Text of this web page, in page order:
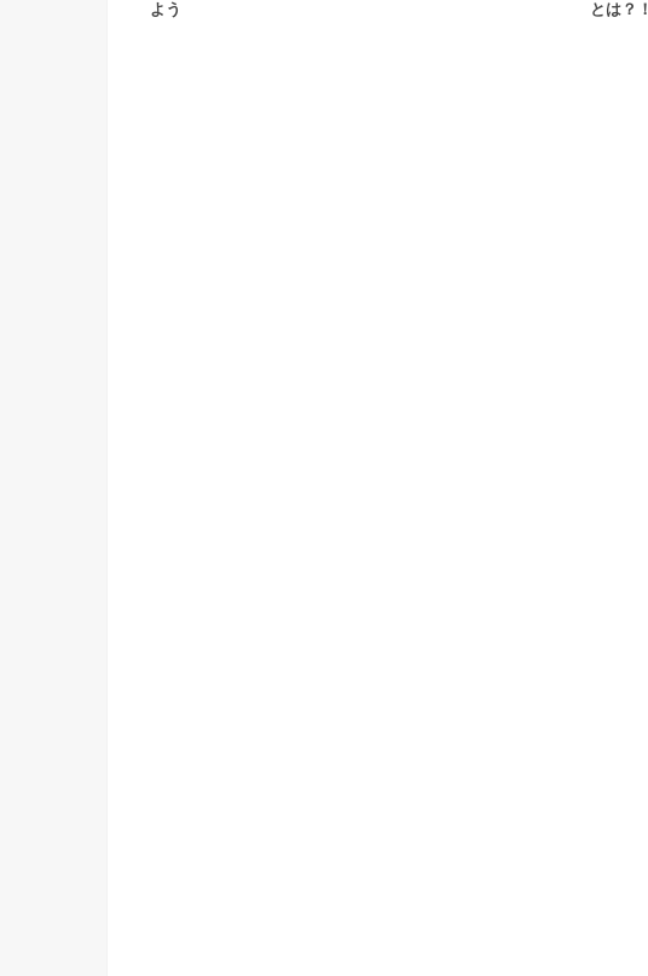
よう
とは？！